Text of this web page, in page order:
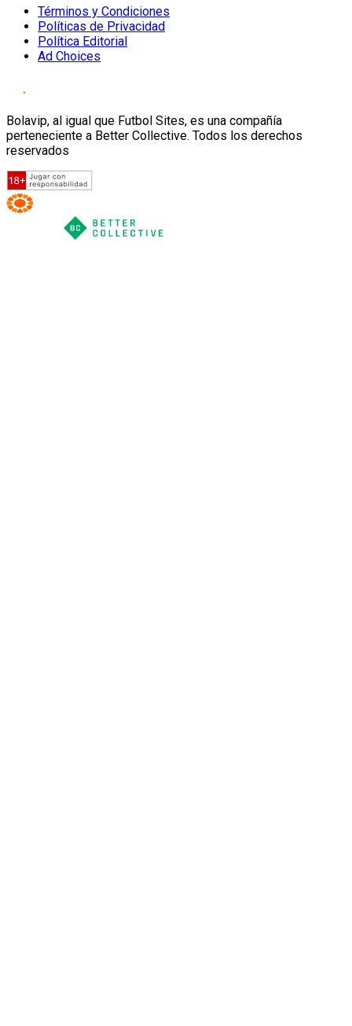
Términos y Condiciones
Políticas de Privacidad
Política Editorial
Ad Choices
Bolavip, al igual que Futbol Sites, es una compañía
perteneciente a Better Collective. Todos los derechos
reservados